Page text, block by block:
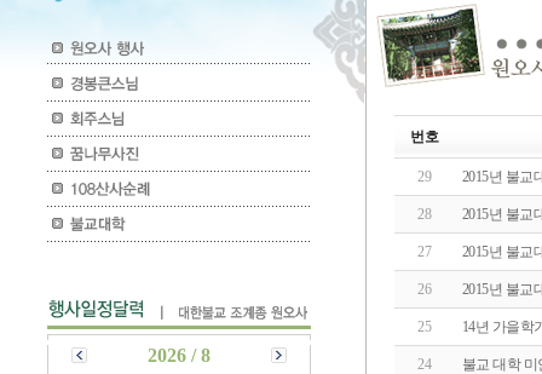
2026 / 8
번호
29 2015년 불교
28 2015년 불교
27 2015년 불교
26 2015년 불교
25 14년 가을학
24 불교 대학 미